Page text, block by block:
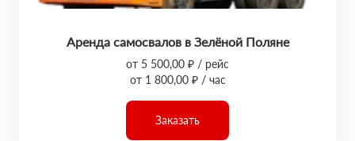
Аренда самосвалов в Зелёной Поляне
от 5 500,00 ₽ / рейс
от 1 800,00 ₽ / час
Заказать